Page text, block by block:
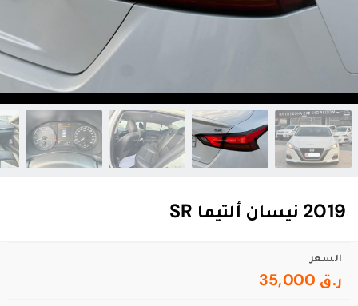
2019 نيسان ألتيما SR
السعر
ر.ق 35,000